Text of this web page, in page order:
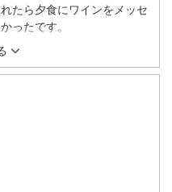
たら夕食にワインをメッセ
ったです。